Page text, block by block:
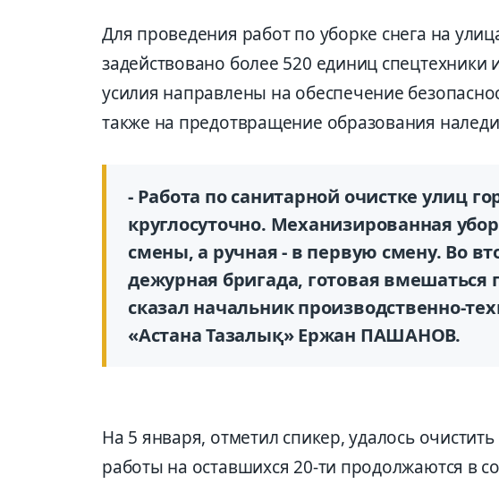
Для проведения работ по уборке снега на
задействовано более 520 единиц
усилия направлены на обеспечение
также на предотвращение образования
- Работа по санитарной очистке улиц
круглосуточно. Механизированная
смены, а ручная - в первую смену. Во
дежурная бригада, готовая вмешаться
сказал начальник производственно-
«Астана Тазалық» Ержан ПАШАНОВ.
На 5 января, отметил спикер, удалось
работы на оставшихся 20-ти продолжаются в